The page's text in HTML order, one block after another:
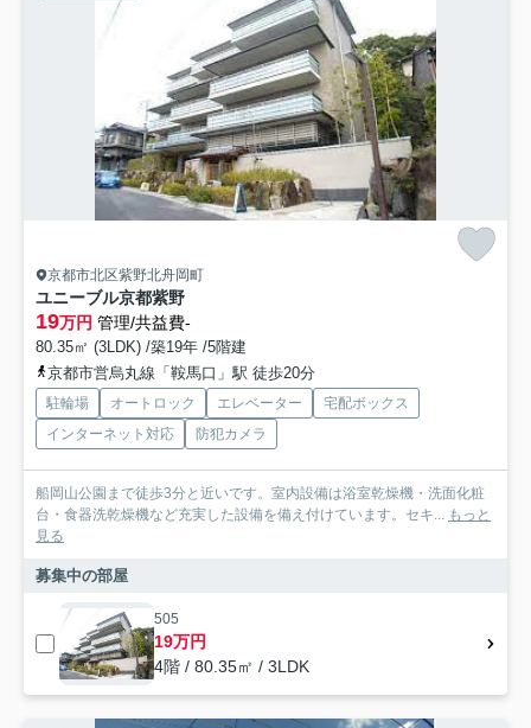
京都市北区紫野北舟岡町
ユニーブル京都紫野
19万円 管理/共益費-
80.35㎡ (3LDK) /築19年 /5階建
京都市営烏丸線「鞍馬口」駅 徒歩20分
駐輪場 オートロック エレベーター
宅配ボックス
インターネット対応
防犯カメラ
船岡山公園まで徒歩3分と近いです。室内設備は浴室乾燥機・洗面化粧
台・食器洗乾燥機など充実した設備を備え付けています。セキ... もっと
見る
募集中の部屋
505
19万円
4階 / 80.35㎡ / 3LDK